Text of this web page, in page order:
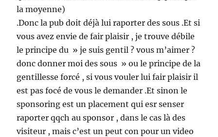
la moyenne)
.Donc la pub doit déjà lui raporter des sous .Et si
vous avez envie de fair plaisir , je trouve débile
le principe du » je suis gentil ? vous m’aimer ?
donc donner moi des sous » ou le principe de la
gentillesse forcé , si vous vouler lui fair plaisir il
est pas focé de vous le demander .Et sinon le
sponsoring est un placement qui esr senser
raporter qqch au sponsor , dans le cas là des
visiteur , mais c’est un peut con pour un video